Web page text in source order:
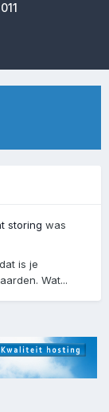
storing was
is je
Wat...